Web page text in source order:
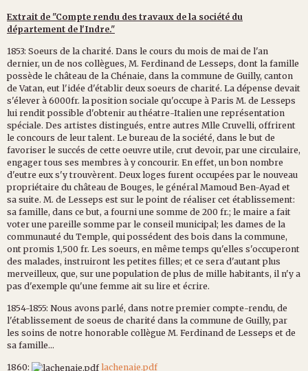
Extrait de "Compte rendu des travaux de la société du
département de l'Indre."
1853: Soeurs de la charité. Dans le cours du mois de mai de l'an
dernier, un de nos collègues, M. Ferdinand de Lesseps, dont la famille
possède le château de la Chénaie, dans la commune de Guilly, canton
de Vatan, eut l'idée d'établir deux soeurs de charité. La dépense devait
s'élever à 6000fr. la position sociale qu'occupe à Paris M. de Lesseps
lui rendit possible d'obtenir au théatre-Italien une représentation
spéciale. Des artistes distingués, entre autres Mlle Cruvelli, offrirent
le concours de leur talent. Le bureau de la société, dans le but de
favoriser le succés de cette oeuvre utile, crut devoir, par une circulaire,
engager tous ses membres à y concourir. En effet, un bon nombre
d'eutre eux s'y trouvèrent. Deux loges furent occupées par le nouveau
propriétaire du château de Bouges, le général Mamoud Ben-Ayad et
sa suite. M. de Lesseps est sur le point de réaliser cet établissement:
sa famille, dans ce but, a fourni une somme de 200 fr.; le maire a fait
voter une pareille somme par le conseil municipal; les dames de la
communauté du Temple, qui possédent des bois dans la commune,
ont promis 1,500 fr. Les soeurs, en même temps qu'elles s'occuperont
des malades, instruiront les petites filles; et ce sera d'autant plus
merveilleux, que, sur une population de plus de mille habitants, il n'y a
pas d'exemple qu'une femme ait su lire et écrire.
1854-1855: Nous avons parlé, dans notre premier compte-rendu, de
l'établissement de soeus de charité dans la commune de Guilly, par
les soins de notre honorable collègue M. Ferdinand de Lesseps et de
sa famille...
1860: lachenaie.pdf